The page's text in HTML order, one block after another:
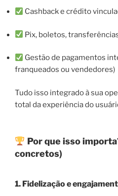
Cashback e crédito
Pix, boletos,
Gestão de pagamentos
franqueados ou vendedores)
Tudo isso integrado à sua
total da experiência do
Por que isso
concretos)
1. Fidelização e